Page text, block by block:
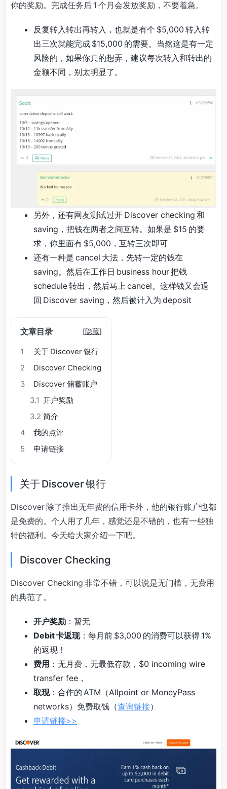
你的奖励。完成任务后 1 个月会发放奖励，不要着急。
反复转入转出再转入，也就是有个 $5,000 转入转
出三次就能完成 $15,000 的需要。当然这是有一定
风险的，如果你真的想弄，建议每次转入和转出的
金额不同，别太明显了。
另外，还有网友测试过开 Discover checking 和
saving，把钱在两者之间互转。如果是 $15 的要
求，你里面有 $5,000，互转三次即可
还有一种是 cancel 大法，先转一定的钱在
saving。然后在工作日 business hour 把钱
schedule 转出，然后马上 cancel。这样钱又会退
回 Discover saving，然后被计入为 deposit
文章目录 [隐藏]
1
关于 Discover 银行
2
Discover Checking
3
Discover 储蓄账户
3.1 开户奖励
3.2 简介
4
我的点评
5
申请链接
关于 Discover 银行
Discover 除了推出无年费的信用卡外，他的银行账户也都
是免费的。个人用了几年，感觉还是不错的，也有一些独
特的福利。今天给大家介绍一下吧。
Discover Checking
Discover Checking 非常不错，可以说是无门槛，无费用
的典范了。
开户奖励 ：暂无
Debit 卡返现：每月前 $3,000 的消费可以获得 1%
的返现！
费用 ：无月费，无最低存款，$0 incoming wire
transfer fee，
取现：合作的 ATM（Allpoint or MoneyPass
networks）免费取钱（查询链接）
申请链接>>